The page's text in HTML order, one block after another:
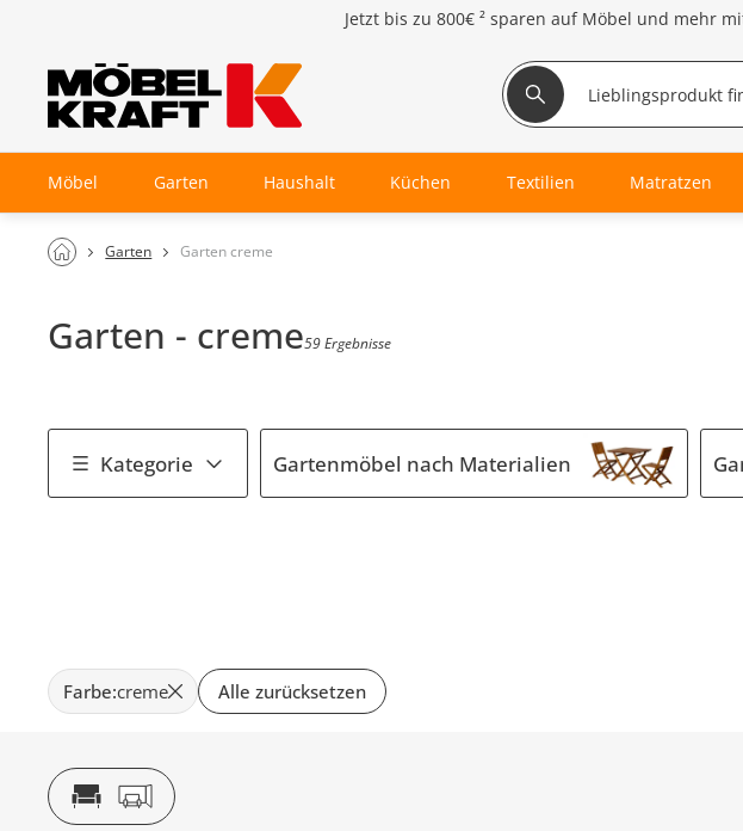
Jetzt bis zu 800€ ² sparen auf Möbel und mehr
Möbel Garten Haushalt Küchen Textilien Matratzen
Garten Garten creme
Garten - creme59 Ergebnisse
Kategorie Gartenmöbel nach Materialien
Farbe:creme Alle zurücksetzen